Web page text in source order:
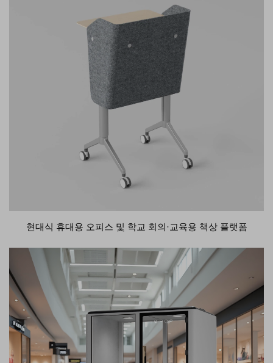
현대식 휴대용 오피스 및 학교 회의·교육용 책상 플랫폼